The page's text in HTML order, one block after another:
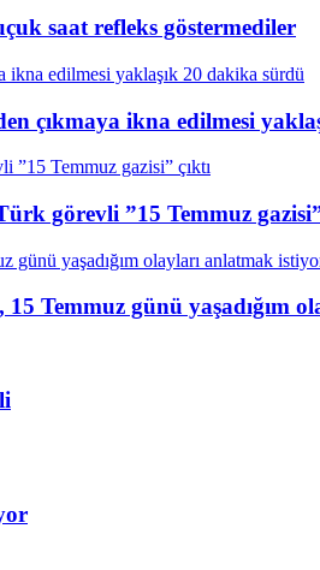
saat refleks göstermediler
çıkmaya ikna edilmesi
görevli ”15 Temmuz gazisi”
Temmuz günü yaşadığım